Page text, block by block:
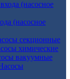
(насосное
секционные
химические
вакуумные